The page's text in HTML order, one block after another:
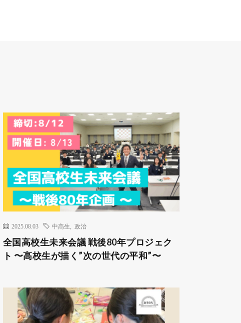
2025.08.03 中高生 政治
全国高校生未来会議 戦後80年プロジェク
ト 〜高校生が描く”次の世代の平和”〜